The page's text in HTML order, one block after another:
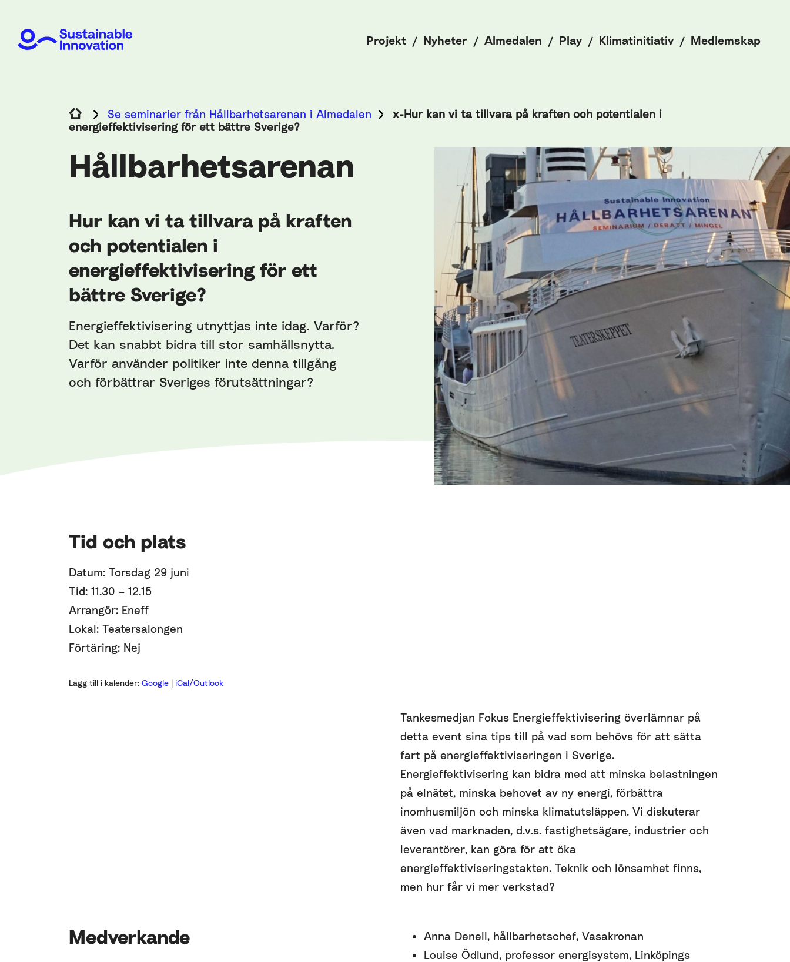
Projekt Nyheter Almedalen Play Klimatinitiativ Medlemskap
Se seminarier från Hållbarhetsarenan i Almedalen
x-Hur kan vi ta tillvara på kraften och potentialen i
energieffektivisering för ett bättre Sverige?
Hållbarhetsarenan
Hur kan vi ta tillvara på kraften
och potentialen i
energieffektivisering för ett
bättre Sverige?
Energieffektivisering utnyttjas inte idag. Varför?
Det kan snabbt bidra till stor samhällsnytta.
Varför använder politiker inte denna tillgång
och förbättrar Sveriges förutsättningar?
Tid och plats
Datum: Torsdag 29 juni
Tid: 11.30 – 12.15
Arrangör: Eneff
Lokal: Teatersalongen
Förtäring: Nej
Lägg till i kalender: Google | iCal/Outlook
Tankesmedjan Fokus Energieffektivisering överlämnar på
detta event sina tips till på vad som behövs för att sätta
fart på energieffektiviseringen i Sverige.
Energieffektivisering kan bidra med att minska belastningen
på elnätet, minska behovet av ny energi, förbättra
inomhusmiljön och minska klimatutsläppen. Vi diskuterar
även vad marknaden, d.v.s. fastighetsägare, industrier och
leverantörer, kan göra för att öka
energieffektiviseringstakten. Teknik och lönsamhet finns,
men hur får vi mer verkstad?
Medverkande
Anna Denell, hållbarhetschef, Vasakronan
Louise Ödlund, professor energisystem, Linköpings